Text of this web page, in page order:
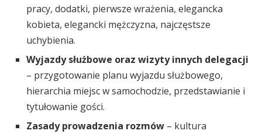
pracy, dodatki, pierwsze wrażenia, elegancka
kobieta, elegancki mężczyzna, najczęstsze
uchybienia.
Wyjazdy służbowe oraz wizyty innych delegacji
– przygotowanie planu wyjazdu służbowego,
hierarchia miejsc w samochodzie, przedstawianie i
tytułowanie gości.
Zasady prowadzenia rozmów – kultura